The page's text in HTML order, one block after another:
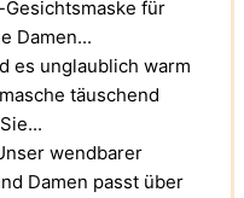
für
Damen...
es unglaublich warm
täuschend
wendbarer
Damen passt über